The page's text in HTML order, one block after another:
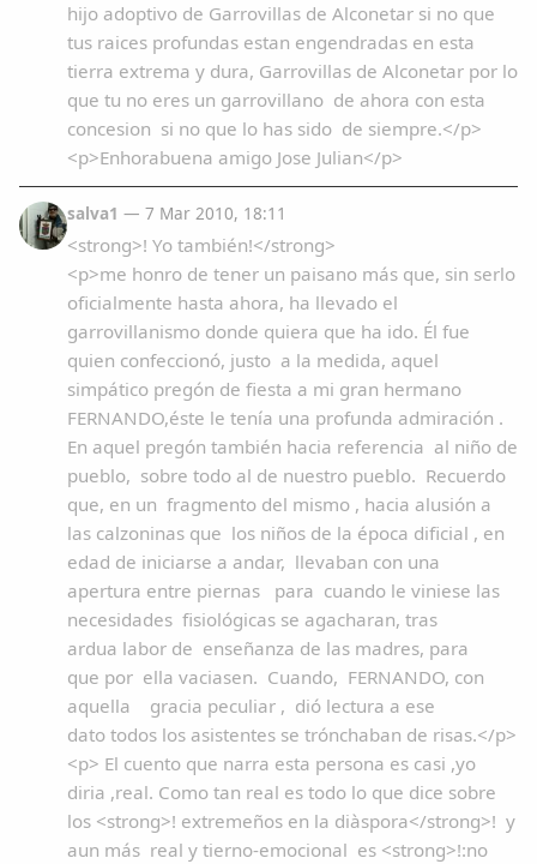
hijo adoptivo de Garrovillas de Alconetar si no que
tus raices profundas estan engendradas en esta
tierra extrema y dura, Garrovillas de Alconetar por lo
que tu no eres un garrovillano de ahora con esta
concesion si no que lo has sido de siempre.</p>
<p>Enhorabuena amigo Jose Julian</p>
salva1 — 7 Mar 2010, 18:11
<strong>! Yo también!</strong>
<p>me honro de tener un paisano más que, sin serlo
oficialmente hasta ahora, ha llevado el
garrovillanismo donde quiera que ha ido. Él fue
quien confeccionó, justo a la medida, aquel
simpático pregón de fiesta a mi gran hermano
FERNANDO,éste le tenía una profunda admiración .
En aquel pregón también hacia referencia al niño de
pueblo, sobre todo al de nuestro pueblo. Recuerdo
que, en un fragmento del mismo , hacia alusión a
las calzoninas que los niños de la época dificial , en
edad de iniciarse a andar, llevaban con una
apertura entre piernas para cuando le viniese las
necesidades fisiológicas se agacharan, tras
ardua labor de enseñanza de las madres, para
que por ella vaciasen. Cuando, FERNANDO, con
aquella gracia peculiar , dió lectura a ese
dato todos los asistentes se trónchaban de risas.</p>
<p> El cuento que narra esta persona es casi ,yo
diria ,real. Como tan real es todo lo que dice sobre
los <strong>! extremeños en la diàspora</strong>! y
aun más real y tierno-emocional es <strong>!:no